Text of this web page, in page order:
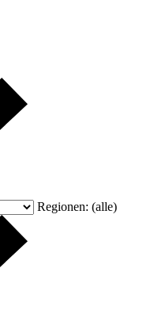
Regionen: (alle)